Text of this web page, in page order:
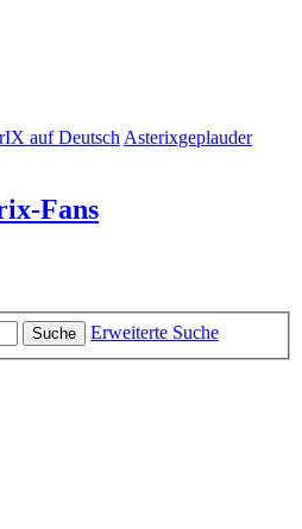
auf DeutschAsterixgeplauder
Fans
Suche
Erweiterte Suche